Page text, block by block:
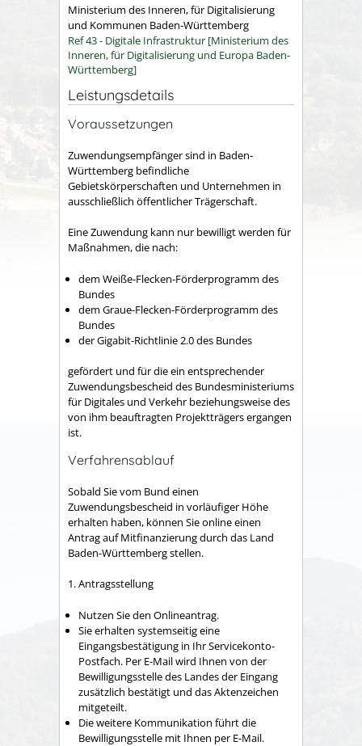
Ministerium des Inneren, für Digitalisierung
und Kommunen Baden-Württemberg
Ref 43 - Digitale Infrastruktur [Ministerium des
Inneren, für Digitalisierung und Europa Baden-
Württemberg]
Leistungsdetails
Voraussetzungen
Zuwendungsempfänger sind in Baden-
Württemberg befindliche
Gebietskörperschaften und Unternehmen in
ausschließlich öffentlicher Trägerschaft.
Eine Zuwendung kann nur bewilligt werden für
Maßnahmen, die nach:
dem Weiße-Flecken-Förderprogramm des
Bundes
dem Graue-Flecken-Förderprogramm des
Bundes
der Gigabit-Richtlinie 2.0 des Bundes
gefördert und für die ein entsprechender
Zuwendungsbescheid des Bundesministeriums
für Digitales und Verkehr beziehungsweise des
von ihm beauftragten Projektträgers ergangen
ist.
Verfahrensablauf
Sobald Sie vom Bund einen
Zuwendungsbescheid in vorläufiger Höhe
erhalten haben, können Sie online einen
Antrag auf Mitfinanzierung durch das Land
Baden-Württemberg stellen.
1. Antragsstellung
Nutzen Sie den Onlineantrag.
Sie erhalten systemseitig eine
Eingangsbestätigung in Ihr Servicekonto-
Postfach. Per E-Mail wird Ihnen von der
Bewilligungsstelle des Landes der Eingang
zusätzlich bestätigt und das Aktenzeichen
mitgeteilt.
Die weitere Kommunikation führt die
Bewilligungsstelle mit Ihnen per E-Mail.